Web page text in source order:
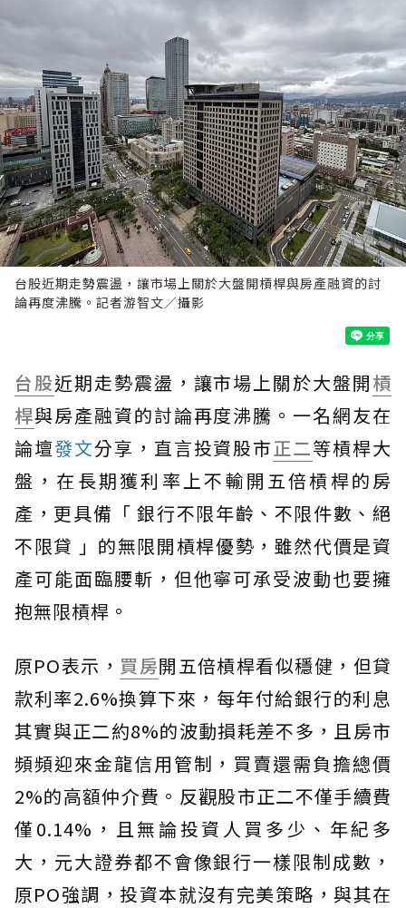
台股近期走勢震盪，讓市場上關於大盤開槓桿與房產融資的討
論再度沸騰。記者游智文／攝影
台股近期走勢震盪，讓市場上關於大盤開槓
桿與房產融資的討論再度沸騰。一名網友在
論壇發文分享，直言投資股市正二等槓桿大
盤，在長期獲利率上不輸開五倍槓桿的房
產，更具備「 銀行不限年齡、不限件數、絕
不限貸 」的無限開槓桿優勢，雖然代價是資
產可能面臨腰斬，但他寧可承受波動也要擁
抱無限槓桿。
原PO表示， 買房開五倍槓桿看似穩健，但貸
款利率2.6%換算下來，每年付給銀行的利息
其實與正二約8%的波動損耗差不多，且房市
頻頻迎來金龍信用管制，買賣還需負擔總價
2%的高額仲介費。反觀股市正二不僅手續費
僅0.14%，且無論投資人買多少、年紀多
大，元大證券都不會像銀行一樣限制成數，
原PO強調，投資本就沒有完美策略，與其在